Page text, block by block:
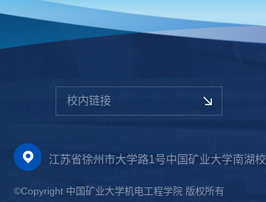
校内链接
江苏省徐州市大学路1号中国矿业大学南湖
©Copyright 中国矿业大学机电工程学院 版权所有